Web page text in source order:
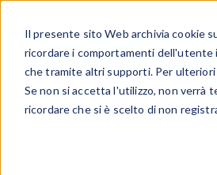
Il presente sito Web archivia cookie
ricordare i comportamenti dell'utente
che tramite altri supporti. Per
Se non si accetta l'utilizzo, non verrà
ricordare che si è scelto di non